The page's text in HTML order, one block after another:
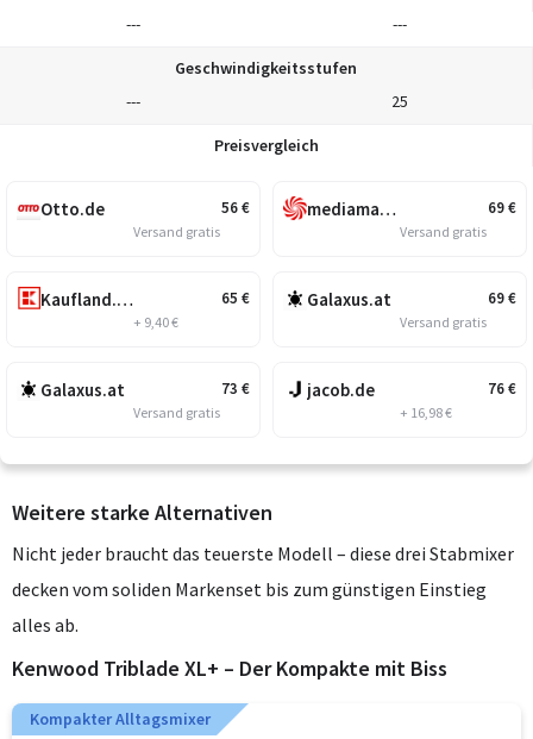
---
---
Geschwindigkeitsstufen
---
25
Preisvergleich
56€
Otto.de
Versand gratis
65 €
Kaufland.at
+ 9,40 €
73 €
Galaxus.at
Versand gratis
69€
mediamarkt.at
Versand gratis
69€
Galaxus.at
Versand gratis
76€
jacob.de
+ 16,98 €
Weitere starke Alternativen
Nicht jeder braucht das teuerste Modell – diese drei Stabmixer
decken vom soliden Markenset bis zum günstigen Einstieg
alles ab.
Kenwood Triblade XL+ – Der Kompakte mit Biss
Kompakter Alltagsmixer